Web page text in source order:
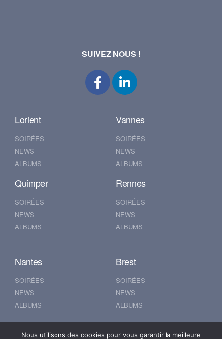
SUIVEZ NOUS !
Lorient
SOIRÉES
NEWS
ALBUMS
Vannes
SOIRÉES
NEWS
ALBUMS
Quimper
SOIRÉES
NEWS
ALBUMS
Rennes
SOIRÉES
NEWS
ALBUMS
Nantes
SOIRÉES
NEWS
ALBUMS
Brest
SOIRÉES
NEWS
ALBUMS
Nous utilisons des cookies pour vous garantir la meilleure